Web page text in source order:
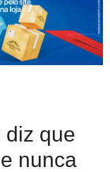
diz que
nunca